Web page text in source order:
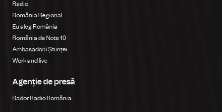
Radio
România Regional
Eu aleg România
România de Nota 10
Ambasadorii Științei
Work and live
Agenție de presă
Rador Radio România